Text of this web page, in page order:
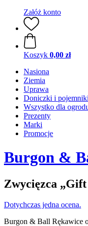
Załóż konto
Koszyk 0,00 zł
Nasiona
Ziemia
Uprawa
Doniczki i
Wszystko dla
Prezenty
Marki
Promocje
Burgon &
Zwycięzca
Dotychczas jedna ocena.
Burgon & Ball Rękawice